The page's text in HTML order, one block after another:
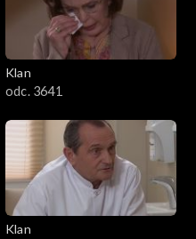
Klan
odc. 3641
Klan